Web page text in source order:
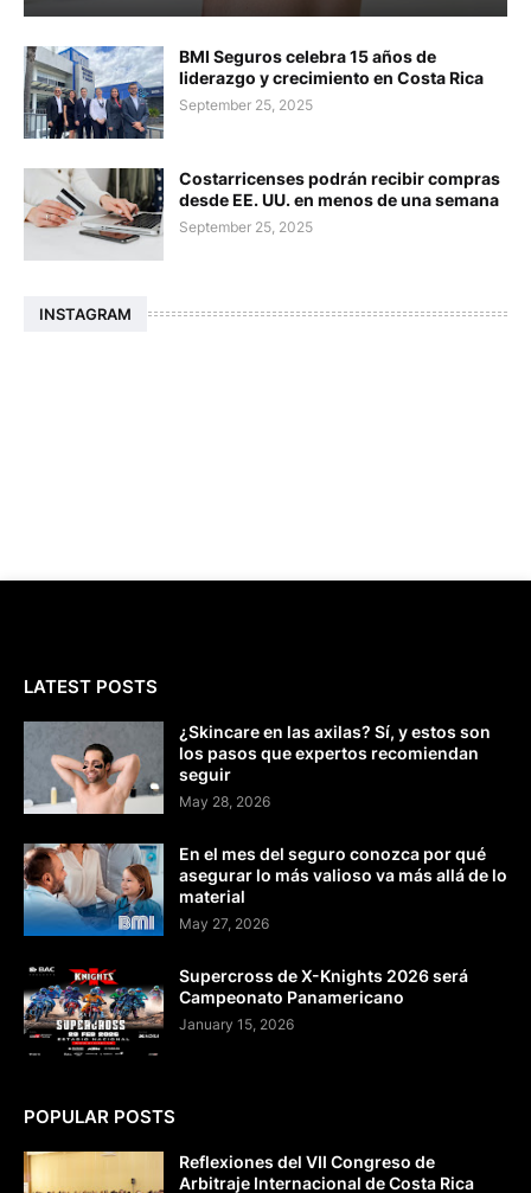
BMI Seguros celebra 15 años de
liderazgo y crecimiento en Costa Rica
September 25, 2025
Costarricenses podrán recibir compras
desde EE. UU. en menos de una semana
September 25, 2025
INSTAGRAM
LATEST POSTS
¿Skincare en las axilas? Sí, y estos son
los pasos que expertos recomiendan
seguir
May 28, 2026
En el mes del seguro conozca por qué
asegurar lo más valioso va más allá de lo
material
May 27, 2026
Supercross de X-Knights 2026 será
Campeonato Panamericano
January 15, 2026
POPULAR POSTS
Reflexiones del VII Congreso de
Arbitraje Internacional de Costa Rica